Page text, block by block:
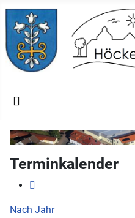
Terminkalender
Nach Jahr